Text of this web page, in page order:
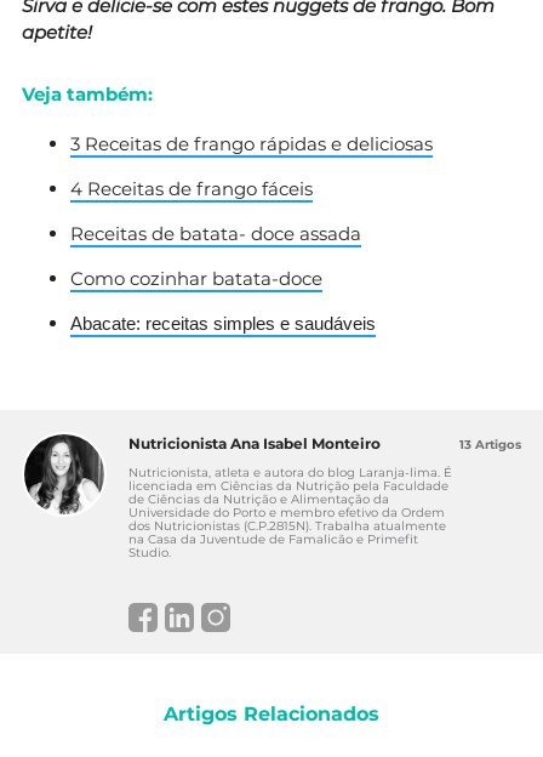
Sirva e delicie-se com estes nuggets de frango. Bom
apetite!
Veja também:
3 Receitas de frango rápidas e deliciosas
4 Receitas de frango fáceis
Receitas de batata- doce assada
Como cozinhar batata-doce
Abacate: receitas simples e saudáveis
Nutricionista Ana Isabel Monteiro
Nutricionista, atleta e autora do blog Laranja-lima. É
licenciada em Ciências da Nutrição pela Faculdade
de Ciências da Nutrição e Alimentação da
Universidade do Porto e membro efetivo da Ordem
dos Nutricionistas (C.P.2815N). Trabalha atualmente
na Casa da Juventude de Famalicão e Primefit
Studio.
13 Artigos
Artigos Relacionados